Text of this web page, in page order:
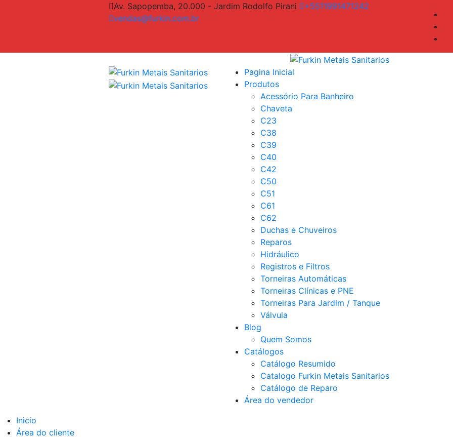
Av. Sapopemba, 20.000 - Jardim Rodolfo Pirani
+5511991471242
vendas@furkin.com.br
Pagina Inicial
Produtos
Acessório Para Banheiro
Chaveta
C23
C38
C39
C40
C42
C50
C51
C61
C62
Duchas e Chuveiros
Reparos
Hidráulico
Registros e Filtros
Torneiras Automáticas
Torneiras Clínicas e PNE
Torneiras Para Jardim / Tanque
Válvula
Blog
Quem Somos
Catálogos
Catálogo Resumido
Catalogo Furkin Metais Sanitarios
Catálogo de Reparo
Área do vendedor
Inicio
Área do cliente